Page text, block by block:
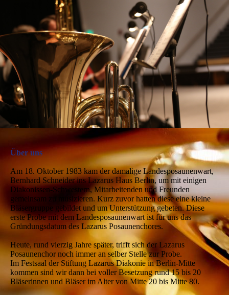
Über uns
Am 18. Oktober 1983 kam der damalige Landesposaunenwart,
Bernhard Schneider ins Lazarus Haus Berlin, um mit einigen
Diakonissen-Schwestern, Mitarbeitenden und Freunden
gemeinsam zu musizieren. Kurz zuvor hatten diese eine kleine
Bläsergruppe gebildet und um Unterstützung gebeten. Diese
erste Probe mit dem Landesposaunenwart ist für uns das
Gründungsdatum des Lazarus Posaunenchores.
Heute, rund vierzig Jahre später, trifft sich der Lazarus
Posaunenchor noch immer an selber Stelle zur Probe.
Im Festsaal der Stiftung Lazarus Diakonie in Berlin-Mitte
kommen sind wir dann bei voller Besetzung rund 15 bis 20
Bläserinnen und Bläser im Alter von Mitte 20 bis Mitte 80.